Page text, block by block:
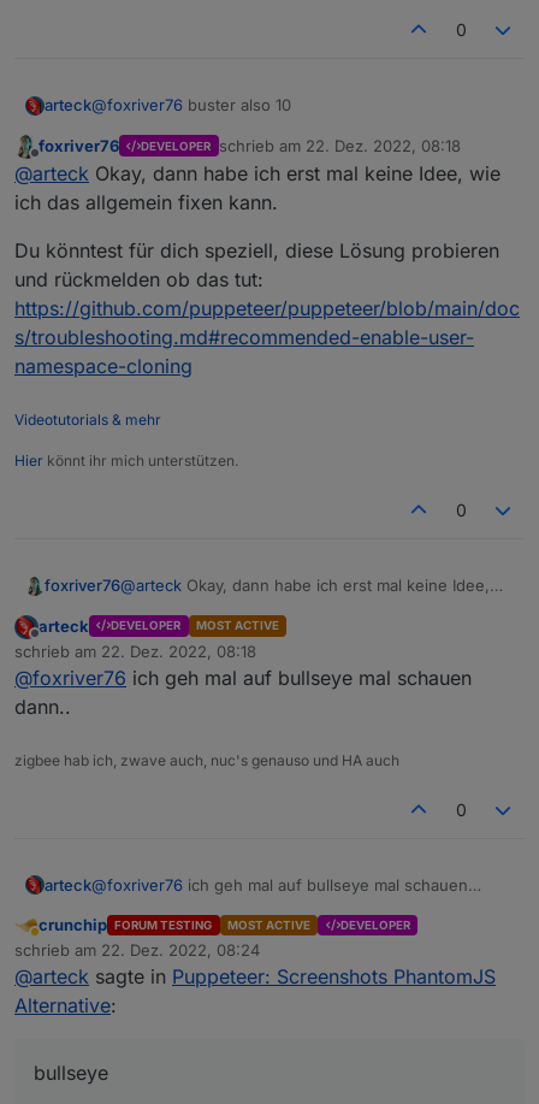
0
arteck@foxriver76 buster also 10
Offline
foxriver76 DEVELOPER schrieb am 22. Dez. 2022, 08:18
zuletzt editiert von
@arteck Okay, dann habe ich erst mal keine Idee, wie
ich das allgemein fixen kann.
Du könntest für dich speziell, diese Lösung probieren
und rückmelden ob das tut:
https://github.com/puppeteer/puppeteer/blob/main/doc
s/troubleshooting.md#recommended-enable-user-
namespace-cloning
Videotutorials & mehr
Hier könnt ihr mich unterstützen.
0
foxriver76@arteck Okay, dann habe ich erst mal keine Idee,
Du könntest für dich speziell, diese Lösung
probieren und rückmelden ob das tut:
https://github.com/puppeteer/puppeteer/blob/main/
Offline
arteck DEVELOPER MOST ACTIVE
schrieb am 22. Dez. 2022, 08:18
zuletzt editiert von
@foxriver76 ich geh mal auf bullseye mal schauen
dann..
zigbee hab ich, zwave auch, nuc's genauso und HA auch
0
arteck@foxriver76 ich geh mal auf bullseye mal schauen
Abwesend
crunchip FORUM TESTING MOST ACTIVE DEVELOPER
schrieb am 22. Dez. 2022, 08:24
zuletzt editiert von
@arteck sagte in Puppeteer: Screenshots PhantomJS
Alternative:
bullseye